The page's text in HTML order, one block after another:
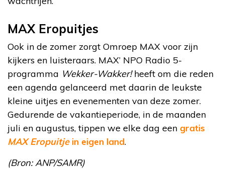
MAX Eropuitjes
Ook in de zomer zorgt Omroep MAX voor zijn
kijkers en luisteraars. MAX’ NPO Radio 5-
programma Wekker-Wakker!heeft om die reden
een agenda gelanceerd met daarin de leukste
kleine uitjes en evenementen van deze zomer.
Gedurende de vakantieperiode, in de maanden
juli en augustus, tippen we elke dag een gratis
MAX Eropuitjein eigen land.
(Bron: ANP/SAMR)